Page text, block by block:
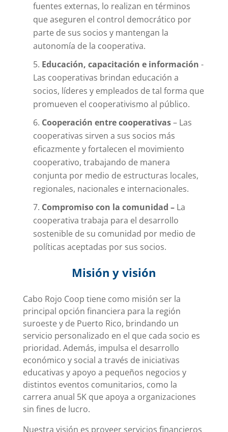
fuentes externas, lo realizan en términos
que aseguren el control democrático por
parte de sus socios y mantengan la
autonomía de la cooperativa.
Educación, capacitación e información -
Las cooperativas brindan educación a
socios, líderes y empleados de tal forma que
promueven el cooperativismo al público.
Cooperación entre cooperativas– Las
cooperativas sirven a sus socios más
eficazmente y fortalecen el movimiento
cooperativo, trabajando de manera
conjunta por medio de estructuras locales,
regionales, nacionales e internacionales.
Compromiso con la comunidad –La
cooperativa trabaja para el desarrollo
sostenible de su comunidad por medio de
políticas aceptadas por sus socios.
Misión y visión
Cabo Rojo Coop tiene como misión ser la
principal opción financiera para la región
suroeste y de Puerto Rico, brindando un
servicio personalizado en el que cada socio es
prioridad. Además, impulsa el desarrollo
económico y social a través de iniciativas
educativas y apoyo a pequeños negocios y
distintos eventos comunitarios, como la
carrera anual 5K que apoya a organizaciones
sin fines de lucro.
Nuestra visión es proveer servicios financieros